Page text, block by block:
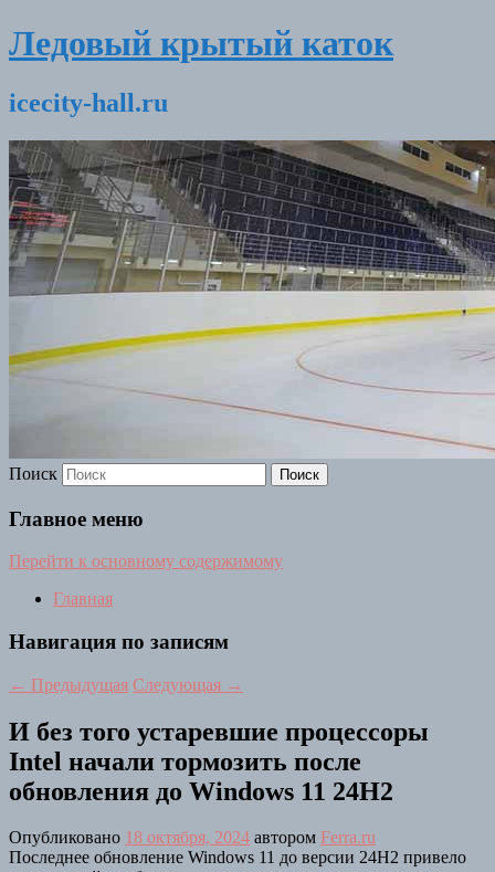
Ледовый крытый каток
icecity-hall.ru
Поиск
Главное меню
Перейти к основному содержимому
Главная
Навигация по записям
← Предыдущая Следующая →
И без того устаревшие процессоры
Intel начали тормозить после
обновления до Windows 11 24H2
Опубликовано 18 октября, 2024 автором Ferra.ru
Последнее обновление Windows 11 до версии 24H2 привело